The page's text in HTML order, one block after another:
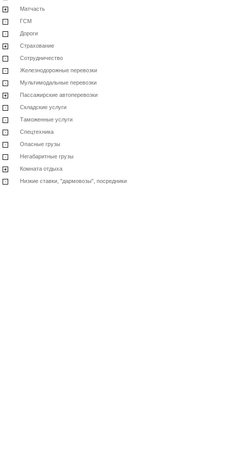
Матчасть
ГСМ
Дороги
Страхование
Сотрудничество
Железнодорожные перевозки
Мультимодальные перевозки
Пассажирские автоперевозки
Складские услуги
Таможенные услуги
Спецтехника
Опасные грузы
Негабаритные грузы
Комната отдыха
Низкие ставки, "дармовозы", посредники